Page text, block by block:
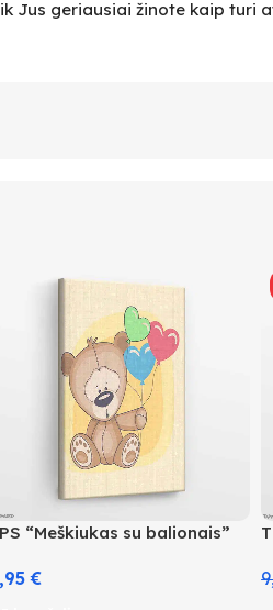
Jus geriausiai žinote kaip turi
“Meškiukas su balionais”
€